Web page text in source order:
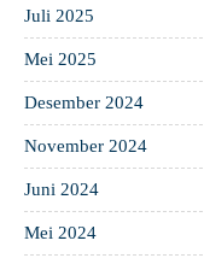
Juli 2025
Mei 2025
Desember 2024
November 2024
Juni 2024
Mei 2024